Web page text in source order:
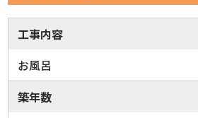
工事内容
お風呂
築年数